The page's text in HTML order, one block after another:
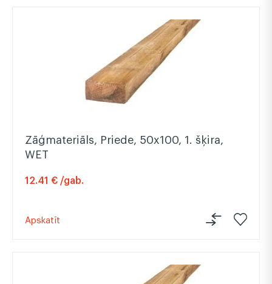
Zāģmateriāls, Priede, 50x100, 1. šķira,
WET
12.41 € /gab.
Apskatīt